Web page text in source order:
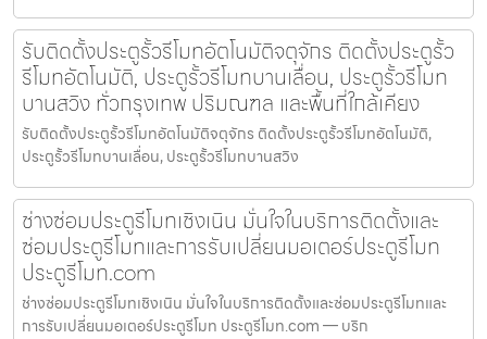
รับติดตั้งประตูรั้วรีโมทอัตโนมัติจตุจักร ติดตั้งประตูรั้ว
รีโมทอัตโนมัติ, ประตูรั้วรีโมทบานเลื่อน, ประตูรั้วรีโมท
บานสวิง ทั่วกรุงเทพ ปริมณฑล และพื้นที่ใกล้เคียง
รับติดตั้งประตูรั้วรีโมทอัตโนมัติจตุจักร ติดตั้งประตูรั้วรีโมทอัตโนมัติ,
ประตูรั้วรีโมทบานเลื่อน, ประตูรั้วรีโมทบานสวิง
ช่างซ่อมประตูรีโมทเชิงเนิน มั่นใจในบริการติดตั้งและ
ซ่อมประตูรีโมทและการรับเปลี่ยนมอเตอร์ประตูรีโมท
ประตูรีโมท.com
ช่างซ่อมประตูรีโมทเชิงเนิน มั่นใจในบริการติดตั้งและซ่อมประตูรีโมทและ
การรับเปลี่ยนมอเตอร์ประตูรีโมท ประตูรีโมท.com — บริก